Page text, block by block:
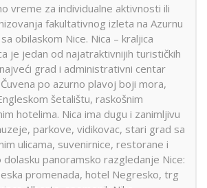
vreme za individualne aktivnosti ili
fakultativnog izleta na Azurnu
obilaskom Nice. Nica – kraljica
je jedan od najatraktivnijih turističkih
grad i administrativni centar
po azurno plavoj boji mora,
šetalištu, raskošnim
hotelima. Nica ima dugu i zanimljivu
parkove, vidikovac, stari grad sa
ulicama, suvenirnice, restorane i
panoramsko razgledanje Nice:
promenada, hotel Negresko, trg